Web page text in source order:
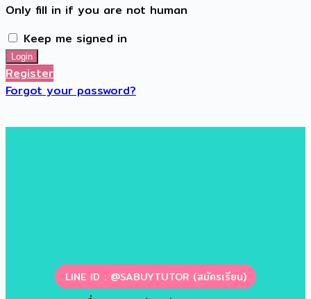
Only fill in if you are not human
Keep me signed in
Register
Forgot your password?
LINE ID : @SABUYTUTOR (สมัครเรียน)